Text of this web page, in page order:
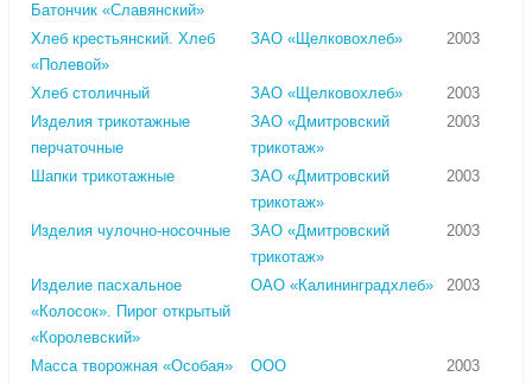
Батончик «Славянский»
Хлеб крестьянский. Хлеб
«Полевой»
ЗАО «Щелковохлеб» 2003
Хлеб столичный ЗАО «Щелковохлеб»
2003
Изделия трикотажные
перчаточные
ЗАО «Дмитровский
трикотаж»
2003
Шапки трикотажные
ЗАО «Дмитровский
трикотаж»
2003
Изделия чулочно-носочные
ЗАО «Дмитровский
трикотаж»
2003
Изделие пасхальное
«Колосок». Пирог открытый
«Королевский»
ОАО «Калининградхлеб» 2003
Масса творожная «Особая» ООО 2003